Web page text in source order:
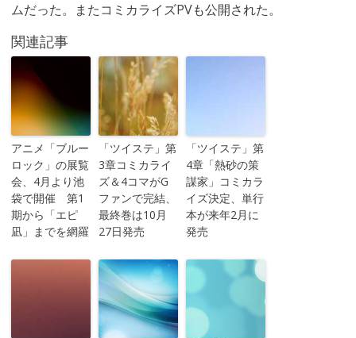
ムだった。またコミカライズPVも公開された。
関連記事
アニメ「ブルー
ロック」の展覧
会、4月より池
袋で開催 第1
期から「エピ
凪」までを網羅
「ツイステ」第
3章コミカライ
ズ＆4コマがG
ファンで完結、
最終巻は10月
27日発売
「ツイステ」第
4章「熱砂の策
謀家」コミカラ
イズ決定、単行
本が来年2月に
発売